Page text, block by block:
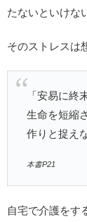
たないといけな
そのストレスは
「安易に終
生命を短縮
作りと捉え
本書P21
自宅で介護をす